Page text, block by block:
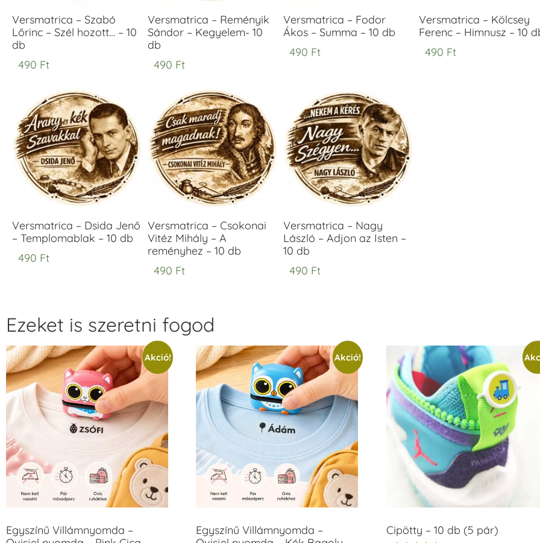
Versmatrica – Szabó
Lőrinc – Szél hozott… – 10
db
490 Ft
Versmatrica – Reményik
Sándor – Kegyelem- 10
db
490 Ft
Versmatrica – Fodor
Ákos – Summa – 10 db
490 Ft
Versmatrica – Kölcsey
Ferenc – Himnusz – 10
490 Ft
Versmatrica – Dsida Jenő
– Templomablak – 10 db
490 Ft
Versmatrica – Csokonai
Vitéz Mihály – A
reményhez – 10 db
490 Ft
Versmatrica – Nagy
László – Adjon az Isten –
10 db
490 Ft
Ezeket is szeretni fogod
Akció!
Egyszínű Villámnyomda –
Akció!
Egyszínű Villámnyomda –
Cipötty – 10 db (5 pár)